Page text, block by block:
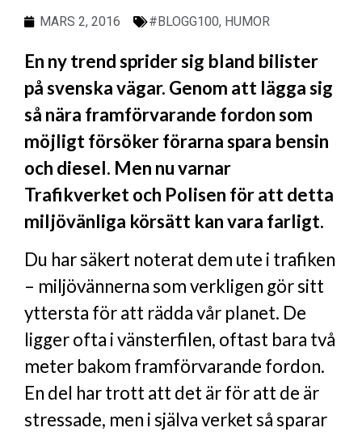
MARS 2, 2016 #BLOGG100, HUMOR
En ny trend sprider sig bland bilister
på svenska vägar. Genom att lägga sig
så nära framförvarande fordon som
möjligt försöker förarna spara bensin
och diesel. Men nu varnar
Trafikverket och Polisen för att detta
miljövänliga körsätt kan vara farligt.
Du har säkert noterat dem ute i trafiken
– miljövännerna som verkligen gör sitt
yttersta för att rädda vår planet. De
ligger ofta i vänsterfilen, oftast bara två
meter bakom framförvarande fordon.
En del har trott att det är för att de är
stressade, men i själva verket så sparar